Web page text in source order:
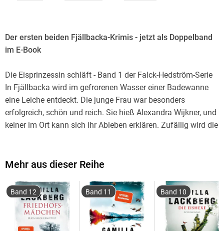
Der ersten beiden Fjällbacka-Krimis - jetzt als Doppelband
im E-Book
Die Eisprinzessin schläft - Band 1 der Falck-Hedström-Serie
In Fjällbacka wird im gefrorenen Wasser einer Badewanne
eine Leiche entdeckt. Die junge Frau war besonders
erfolgreich, schön und reich. Sie hieß Alexandra Wijkner, und
keiner im Ort kann sich ihr Ableben erklären. Zufällig wird die
holt sie Informationen über die Verstorbene ein. Offenbar
jemanden, der Alexandra von klein auf kannte und nun der
Eisprinzessin ein eisiges Totenbett bereitet hat.
Mehr aus dieser Reihe
Band 12 Band 11 Band 10